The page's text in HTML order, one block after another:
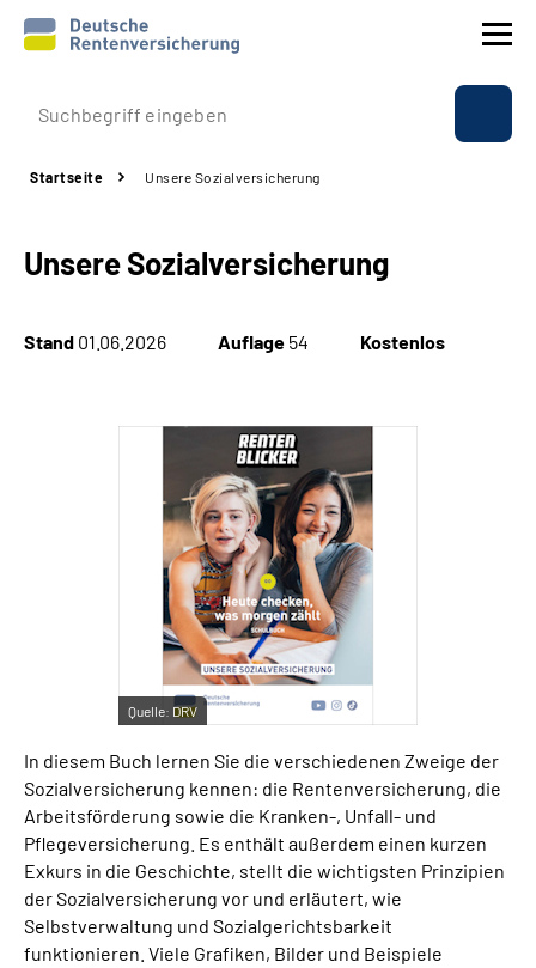
Prävention
Rente
Beratung & Kontakt
Inhalte in Gebärdensprache (DGS)
Leichte Sprache
Mein Kundenportal
Startseite Unsere Sozialversicherung
Unsere Sozialversicherung
Stand 01.06.2026 Auflage 54 Kostenlos
Quelle: DRV
In diesem Buch lernen Sie die verschiedenen Zweige der
Sozialversicherung kennen: die Rentenversicherung, die
Arbeitsförderung sowie die Kranken-, Unfall- und
Pflegeversicherung. Es enthält außerdem einen kurzen
Exkurs in die Geschichte, stellt die wichtigsten Prinzipien
der Sozialversicherung vor und erläutert, wie
Selbstverwaltung und Sozialgerichtsbarkeit
funktionieren. Viele Grafiken, Bilder und Beispiele